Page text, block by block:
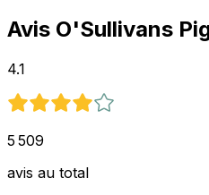
Avis O'Sullivans
4.1
5 509
avis au total